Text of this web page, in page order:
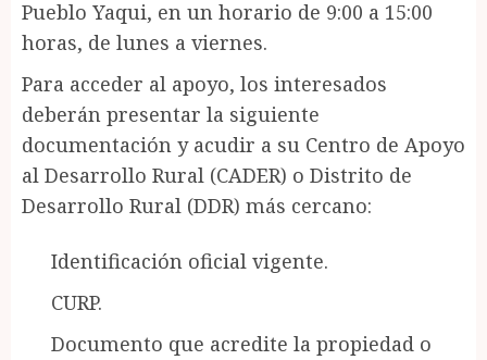
Pueblo Yaqui, en un horario de 9:00 a 15:00
horas, de lunes a viernes.
Para acceder al apoyo, los interesados
deberán presentar la siguiente
documentación y acudir a su Centro de Apoyo
al Desarrollo Rural (CADER) o Distrito de
Desarrollo Rural (DDR) más cercano:
Identificación oficial vigente.
CURP.
Documento que acredite la propiedad o